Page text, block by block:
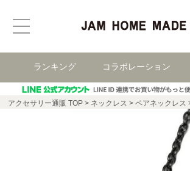
ランキング コラボレーション
アクセサリー通販 TOP ネックレス ペアネックレス